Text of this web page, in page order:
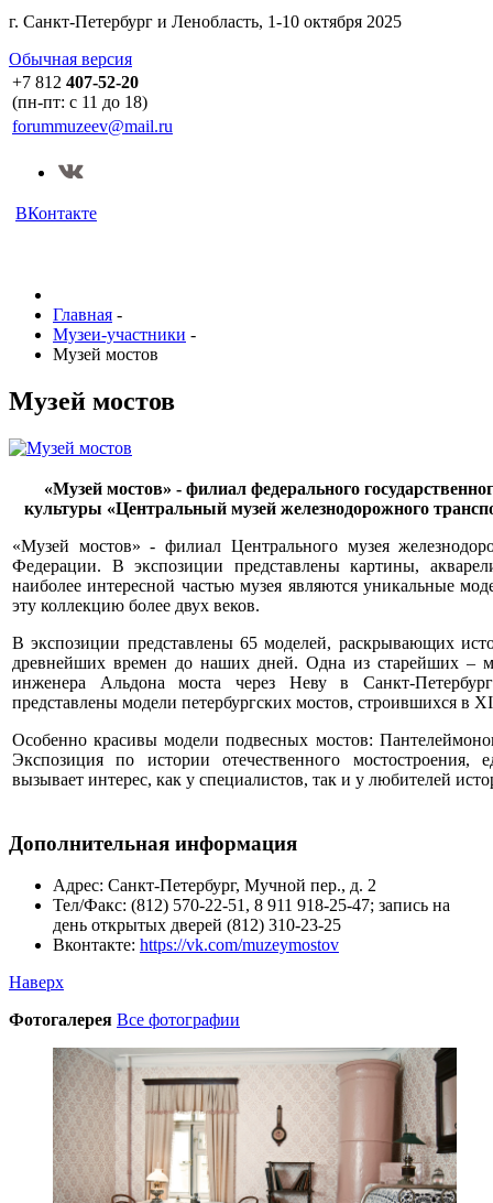
г. Санкт-Петербург и Ленобласть, 1-10 октября 2025
Обычная версия
+7 812 407-52-20
(пн-пт: с 11 до 18)
forummuzeev@mail.ru
ВКонтакте
Главная -
Музеи-участники -
Музей мостов
Музей мостов
«Музей мостов» - филиал федерального
культуры «Центральный музей железнодорожного
«Музей мостов» - филиал Центрального музея
Федерации. В экспозиции представлены картины,
наиболее интересной частью музея являются уникальные
эту коллекцию более двух веков.
В экспозиции представлены 65 моделей, раскрывающих
древнейших времен до наших дней. Одна из старейших –
инженера Альдона моста через Неву в Санкт-
представлены модели петербургских мостов, строившихся в
Особенно красивы модели подвесных мостов:
Экспозиция по истории отечественного мостостроения,
вызывает интерес, как у специалистов, так и у любителей
Дополнительная информация
Адрес: Санкт-Петербург, Мучной пер., д. 2
Тел/Факс: (812) 570-22-51, 8 911 918-25-47; запись на
день открытых дверей (812) 310-23-25
Вконтакте: https://vk.com/muzeymostov
Наверх
Фотогалерея Все фотографии